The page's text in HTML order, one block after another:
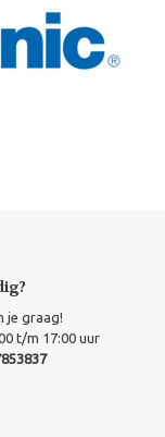
je graag!
t/m 17:00 uur